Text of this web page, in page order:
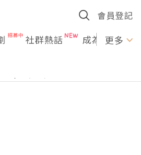
會員登記
社群熱話 成為U更多